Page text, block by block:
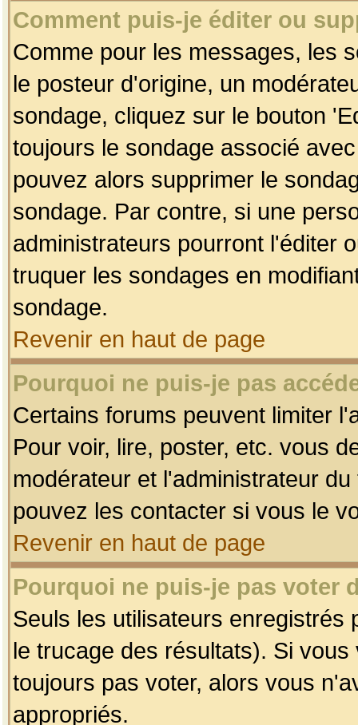
Comment puis-je éditer ou
Comme pour les messages, les
le posteur d'origine, un
sondage, cliquez sur le bouton
toujours le sondage associé
pouvez alors supprimer le
sondage. Par contre, si une
administrateurs pourront l'éditer
truquer les sondages en
sondage.
Revenir en haut de page
Pourquoi ne puis-je pas
Certains forums peuvent limiter
Pour voir, lire, poster, etc. vous
modérateur et l'administrateur
pouvez les contacter si vous le
Revenir en haut de page
Pourquoi ne puis-je pas voter
Seuls les utilisateurs enregistrés
le trucage des résultats). Si
toujours pas voter, alors vous
appropriés.